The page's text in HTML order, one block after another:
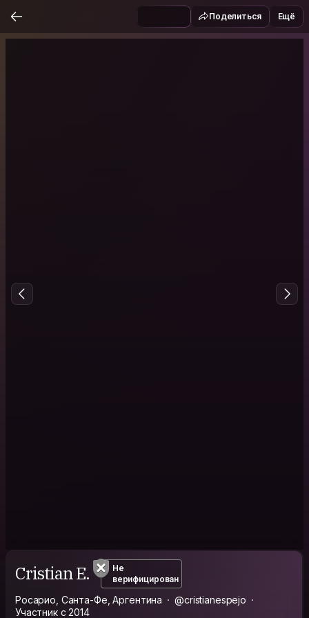
Поделиться Ещё
Cristian E.
Не
верифицирован
Росарио, Санта-Фе, Аргентина
@cristianespejo
Участник с 2014